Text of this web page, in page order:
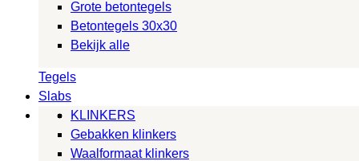
Grote betontegels
Betontegels 30x30
Bekijk alle
Tegels
Slabs
KLINKERS
Gebakken klinkers
Waalformaat klinkers